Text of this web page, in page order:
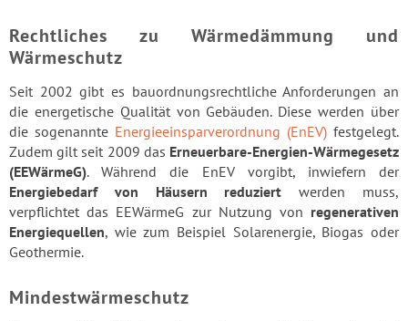
Rechtliches zu Wärmedämmung und
Wärmeschutz
Seit 2002 gibt es bauordnungsrechtliche Anforderungen an
die energetische Qualität von Gebäuden. Diese werden über
die sogenannte Energieeinsparverordnung (EnEV) festgelegt.
Zudem gilt seit 2009 das Erneuerbare-Energien-Wärmegesetz
(EEWärmeG). Während die EnEV vorgibt, inwiefern der
Energiebedarf von Häusern reduziert werden muss,
verpflichtet das EEWärmeG zur Nutzung von regenerativen
Energiequellen, wie zum Beispiel Solarenergie, Biogas oder
Geothermie.
Mindestwärmeschutz